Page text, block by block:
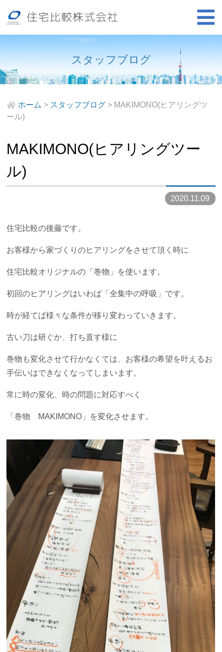
スタッフブログ
ホーム > スタッフブログ> MAKIMONO(ヒアリングツ
ール)
MAKIMONO(ヒアリングツー
ル)
2020.11.09
住宅比較の後藤です。
お客様から家づくりのヒアリングをさせて頂く時に
住宅比較オリジナルの「巻物」を使います。
初回のヒアリングはいわば「全集中の呼吸」です。
時が経てば様々な条件が移り変わっていきます。
古い刀は研ぐか、打ち直す様に
巻物も変化させて行かなくては、お客様の希望を叶えるお
手伝いはできなくなってしまいます。
常に時の変化、時の問題に対応すべく
「巻物 MAKIMONO」を変化させます。